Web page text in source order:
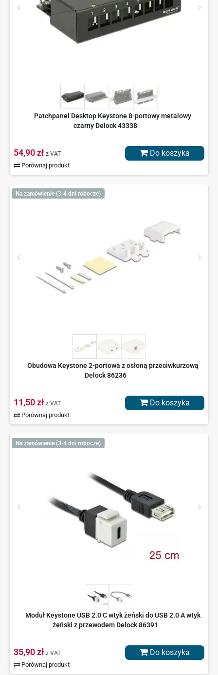
Patchpanel Desktop Keystone 8-portowy metalowy
czarny Delock 43338
54,90 zł z VAT
Porównaj produkt
Do koszyka
Na zamówienie (3-4 dni robocze)
Obudowa Keystone 2-portowa z osłoną przeciwkurzową
Delock 86236
11,50 zł z VAT
Porównaj produkt
Do koszyka
Na zamówienie (3-4 dni robocze)
Moduł Keystone USB 2.0 C wtyk żeński do USB 2.0 A wtyk
żeński z przewodem Delock 86391
35,90 zł z VAT
Porównaj produkt
Do koszyka